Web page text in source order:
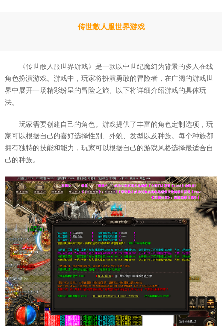
传世散人服世界游戏
《传世散人服世界游戏》是一款以中世纪魔幻为背景的多人在线
角色扮演游戏。游戏中，玩家将扮演勇敢的冒险者，在广阔的游戏世
界中展开一场精彩纷呈的冒险之旅。以下将详细介绍游戏的具体玩
法。
玩家需要创建自己的角色。游戏提供了丰富的角色定制选项，玩
家可以根据自己的喜好选择性别、外貌、发型以及种族。每个种族都
拥有独特的技能和能力，玩家可以根据自己的游戏风格选择最适合自
己的种族。